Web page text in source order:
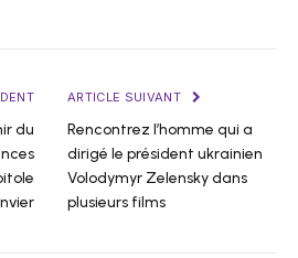
du
ARTICLE SUIVANT
Rencontrez l’homme qui a
dirigé le président ukrainien
Volodymyr Zelensky dans
plusieurs films